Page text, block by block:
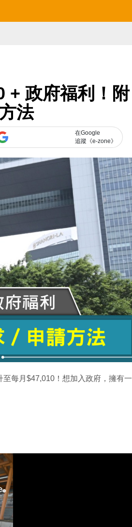
+ 政府福利！附
法
在Google
追蹤《e-zone》
每月$47,010！想加入政府，擁有一